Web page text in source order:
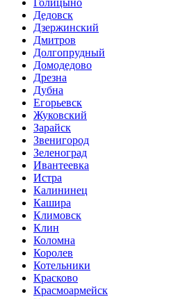
Голицыно
Дедовск
Дзержинский
Дмитров
Долгопрудный
Домодедово
Дрезна
Дубна
Егорьевск
Жуковский
Зарайск
Звенигород
Зеленоград
Ивантеевка
Истра
Калининец
Кашира
Климовск
Клин
Коломна
Королев
Котельники
Красково
Красмоармейск